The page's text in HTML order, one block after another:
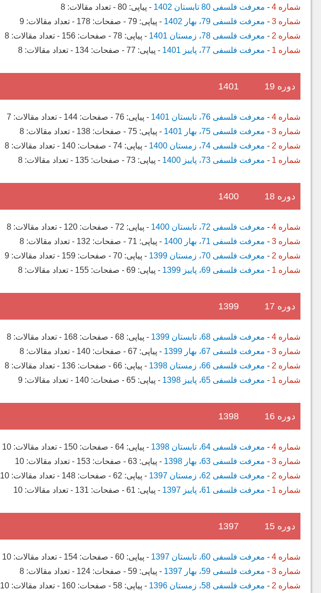
شماره 4 - معرفت فلسفی 80 تابستان 1402 - پیاپی: 80
- تعداد مقالات: 8
شماره 3
- معرفت فلسفی 79، بهار 1402 - پیاپی: 79
- صفحات: 178
- تعداد مقالات: 9
شماره 2
- معرفت فلسفی 78، زمستان 1401 - پیاپی: 78
- صفحات: 156
- تعداد مقالات: 8
شماره 1
- معرفت فلسفی 77، پاییز 1401 - پیاپی: 77
- صفحات: 134
- تعداد مقالات: 8
دوره 19 1401
شماره 4 - معرفت فلسفی 76، تابستان 1401 - پیاپی: 76
- صفحات: 144
- تعداد مقالات: 7
شماره 3
- معرفت فلسفی 75، بهار 1401 - پیاپی: 75
- صفحات: 138
- تعداد مقالات: 8
شماره 2
- معرفت فلسفی 74، زمستان 1400 - پیاپی: 74
- صفحات: 140
- تعداد مقالات: 8
شماره 1
- معرفت فلسفی 73، پاییز 1400 - پیاپی: 73
- صفحات: 135
- تعداد مقالات: 8
دوره 18 1400
شماره 4 - معرفت فلسفی 72، تابستان 1400 - پیاپی: 72
- صفحات: 120
- تعداد مقالات: 8
شماره 3
- معرفت فلسفی 71، بهار 1400 - پیاپی: 71
- صفحات: 132
- تعداد مقالات: 8
شماره 2
- معرفت فلسفی 70، زمستان 1399 - پیاپی: 70
- صفحات: 159
- تعداد مقالات: 9
شماره 1
- معرفت فلسفی 69، پاییز 1399 - پیاپی: 69
- صفحات: 155
- تعداد مقالات: 8
دوره 17 1399
شماره 4 - معرفت فلسفی 68، تابستان 1399 - پیاپی: 68
- صفحات: 168
- تعداد مقالات: 8
شماره 3
- معرفت فلسفی 67، بهار 1399 - پیاپی: 67
- صفحات: 140
- تعداد مقالات: 8
شماره 2
- معرفت فلسفی 66، زمستان 1398 - پیاپی: 66
- صفحات: 136
- تعداد مقالات: 8
شماره 1
- معرفت فلسفی 65، پاییز 1398 - پیاپی: 65
- صفحات: 140
- تعداد مقالات: 9
دوره 16 1398
شماره 4 - معرفت فلسفی 64، تابستان 1398 - پیاپی: 64
- صفحات: 150
- تعداد مقالات: 10
شماره 3
- معرفت فلسفی 63، بهار 1398 - پیاپی: 63
- صفحات: 153
- تعداد مقالات: 10
شماره 2
- معرفت فلسفی 62، زمستان 1397 - پیاپی: 62
- صفحات: 148
- تعداد مقالات: 10
شماره 1
- معرفت فلسفی 61، پاییز 1397 - پیاپی: 61
- صفحات: 131
- تعداد مقالات: 10
دوره 15 1397
شماره 4 - معرفت فلسفی 60، تابستان 1397 - پیاپی: 60
- صفحات: 154
- تعداد مقالات: 10
شماره 3
- معرفت فلسفی 59، بهار 1397 - پیاپی: 59
- صفحات: 124
- تعداد مقالات: 8
شماره 2
- معرفت فلسفی 58، زمستان 1396 - پیاپی: 58
- صفحات: 160
- تعداد مقالات: 10